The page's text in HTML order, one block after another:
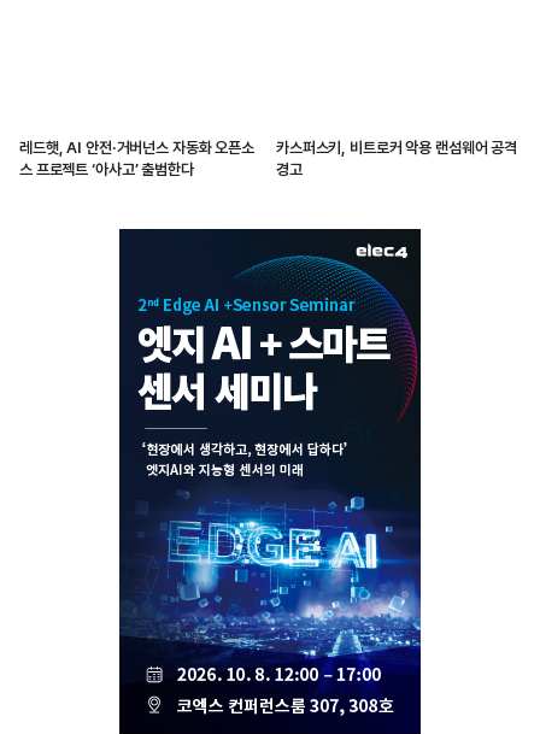
레드햇, AI 안전·거버넌스 자동화 오픈소
스 프로젝트 ‘아사고’ 출범한다
카스퍼스키, 비트로커 악용 랜섬웨어 공격
경고